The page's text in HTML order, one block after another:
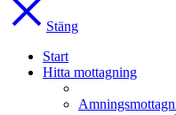
Stäng
Start
Hitta mottagning